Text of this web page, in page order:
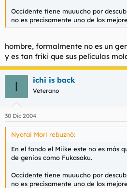
Occidente tiene muuucho por
no es precisamente uno de los
hombre, formalmente no es un
y es tan friki que sus películas
I ichi is back
Veterano
30 Dic 2004
Nyotai Mori rebuznó:
En el fondo el Miike este no es más
de genios como Fukasaku.
Occidente tiene muuucho por
no es precisamente uno de los